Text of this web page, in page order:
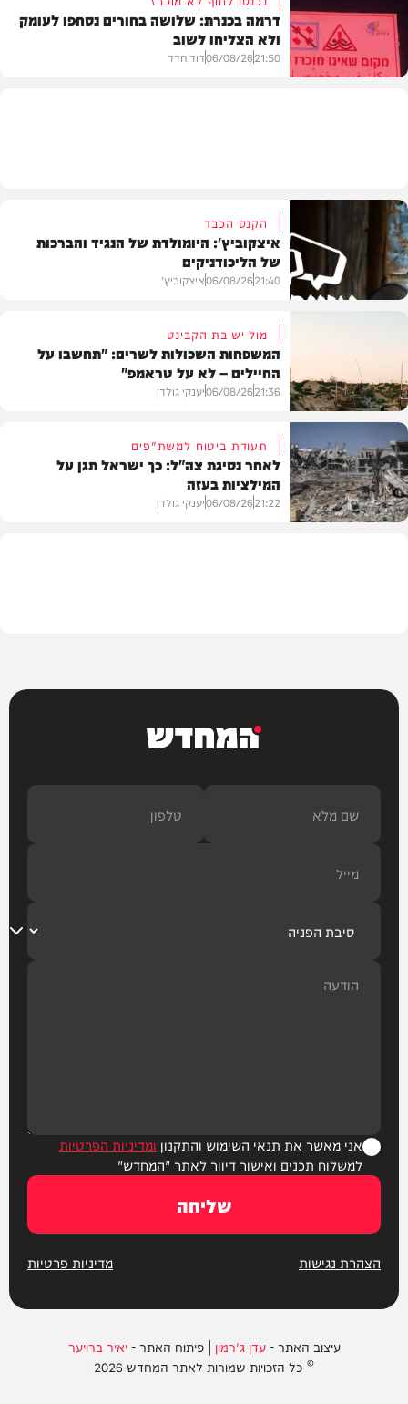
בעולם
דרמה בכנרת: שלושה בחורים נסחפו לעומק
ולא הצליחו לשוב
21:50
06/08/26דוד חדד
חדשות
הקנס הכבד
איצקוביץ': היומולדת של הנגיד והברכות
של הליכודניקים
21:40
06/08/26איצקוביץ'
צבא וביטחון
מול ישיבת הקבינט
המשפחות השכולות לשרים: "תחשבו על
החיילים – לא על טראמפ"
21:36
06/08/26יענקי גולדן
תעודת ביטוח למשת"פים
לאחר נסיגת צה"ל: כך ישראל תגן על
המילציות בעזה
21:22
06/08/26יענקי גולדן
המחדש
אני מאשר את תנאי השימוש והתקנון ומדיניות הפרטיות
למשלוח תכנים ואישור דיוור לאתר "המחדש"
שליחה
הצהרת נגישות מדיניות פרטיות
עיצוב האתר -עדן ג'רמון | פיתוח האתר -יאיר ברויער
© כל הזכויות שמורות לאתר המחדש 2026